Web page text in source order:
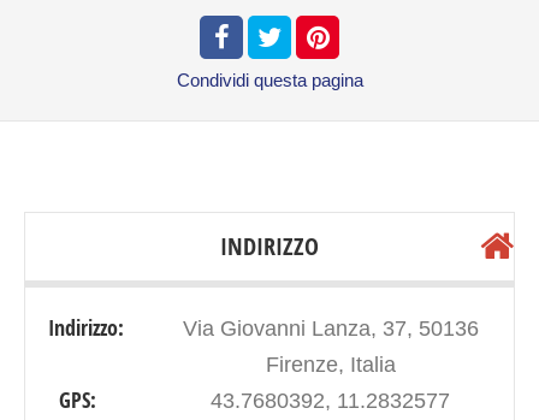
Condividi questa pagina
INDIRIZZO
Indirizzo:
Via Giovanni Lanza, 37, 50136
Firenze, Italia
GPS: 43.7680392, 11.2832577